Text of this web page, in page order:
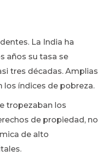
La India ha
años su tasa se
tres décadas. Amplias
los índices de pobreza.
tropezaban los
de propiedad, no
de alto